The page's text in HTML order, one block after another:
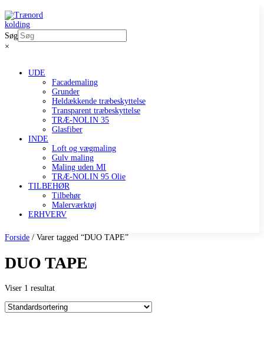
Søg
×
UDE
Facademaling
Grunder
Heldækkende træbeskyttelse
Transparent træbeskyttelse
TRÆ-NOLIN 35
Glasfiber
INDE
Loft og vægmaling
Gulv maling
Maling uden MI
TRÆ-NOLIN 95 Olie
TILBEHØR
Tilbehør
Malerværktøj
ERHVERV
Forside / Varer tagged “DUO TAPE”
DUO TAPE
Viser 1 resultat